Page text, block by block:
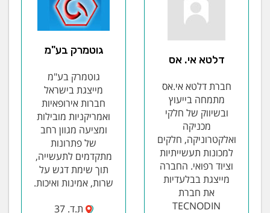
דלטא אי. אס
חברת דלטא אי.אס
מתמחה בייעוץ
ובשיווק של חלקי
מכניקה
ואלקטרוניקה, חלקים
למכונות תעשייתיות
וציוד רפואי. החברה
מייצגת בבלעדיות
את חברת
TECNODIN
גוטמרק בע"מ
גוטמרק בע"מ
מייצגת בישראל
חברות אירופאיות
ואמריקניות מובילות
ומציעה מגוון רחב
של פתרונות
מתקדמים לתעשייה,
תוך שימת דגש על
שרות, אמינות ואיכות.
ת.ד. 37